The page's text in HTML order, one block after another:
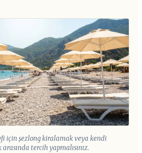
için şezlong kiralamak veya kendi
tercih yapmalısınız.